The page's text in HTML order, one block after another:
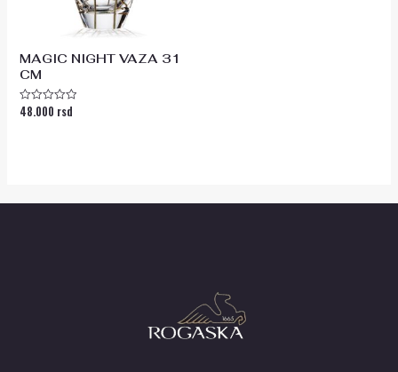
MAGIC NIGHT VAZA 31
CM
Ocenjeno
48.000 rsd